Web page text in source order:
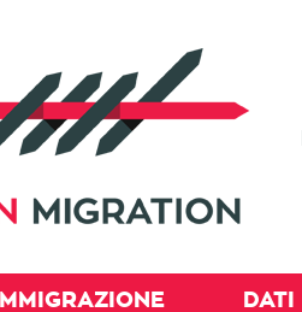
IMMIGRAZIONE
DATI